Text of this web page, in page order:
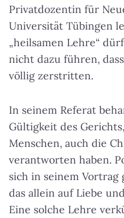
Privatdozentin für
Universität Tübingen
„heilsamen Lehre“
nicht dazu führen,
völlig zerstritten.
In seinem Referat
Gültigkeit des
Menschen, auch die
verantworten haben.
sich in seinem
das allein auf Liebe
Eine solche Lehre